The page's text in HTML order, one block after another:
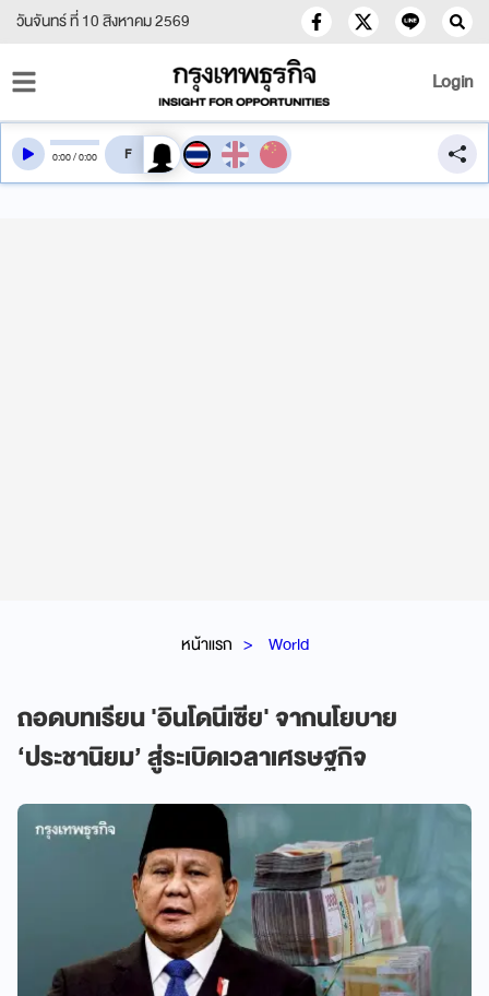
วันจันทร์ ที่ 10 สิงหาคม 2569
Login
หน้าแรก World
ถอดบทเรียน 'อินโดนีเซีย' จากนโยบาย
‘ประชานิยม’ สู่ระเบิดเวลาเศรษฐกิจ
0:00/0:00 สลับเสียงอ่าน